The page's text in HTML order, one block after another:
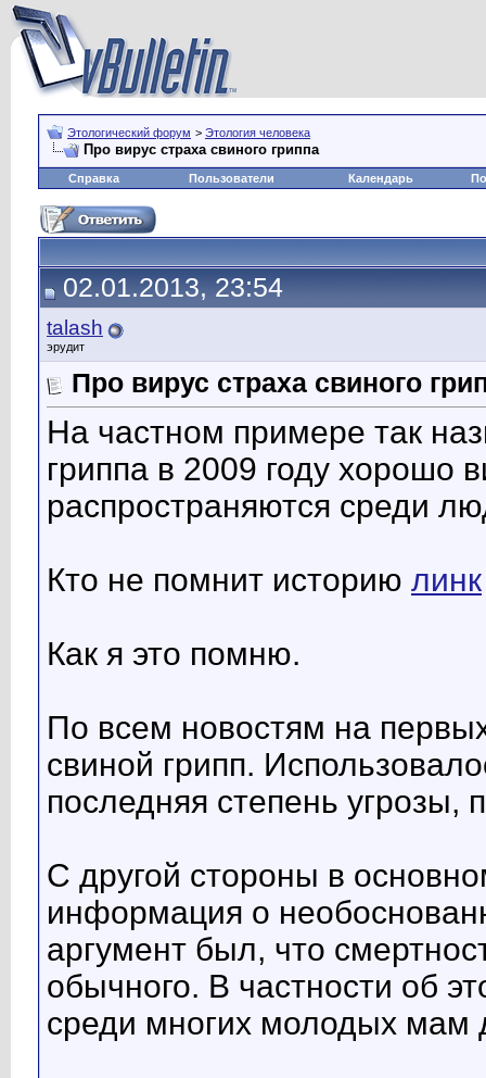
Этологический форум > Этология человека
Про вирус страха свиного гриппа
Справка Пользователи Календарь
02.01.2013, 23:54
talash
эрудит
Про вирус страха свиного
На частном примере так
гриппа в 2009 году хорошо
распространяются среди
Кто не помнит историю линк
Как я это помню.
По всем новостям на
свиной грипп.
последняя степень угрозы,
С другой стороны в
информация о
аргумент был, что
обычного. В частности об
среди многих молодых мам